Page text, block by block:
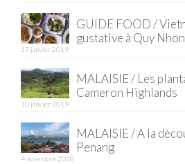
GUIDE FOOD /
gustative à Quy Nhon
17 janvier 2019
MALAISIE / Les
Cameron Highlands
10 janvier 2019
MALAISIE / A la
Penang
4 novembre 2018